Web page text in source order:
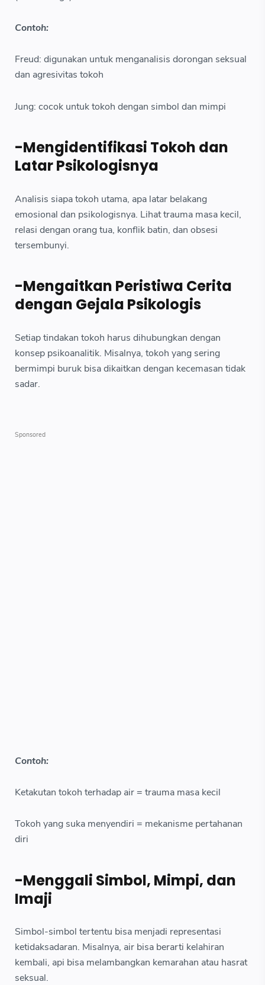
Contoh:
Freud: digunakan untuk menganalisis dorongan seksual
dan agresivitas tokoh
Jung: cocok untuk tokoh dengan simbol dan mimpi
-Mengidentifikasi Tokoh dan
Latar Psikologisnya
Analisis siapa tokoh utama, apa latar belakang
emosional dan psikologisnya. Lihat trauma masa kecil,
relasi dengan orang tua, konflik batin, dan obsesi
tersembunyi.
-Mengaitkan Peristiwa Cerita
dengan Gejala Psikologis
Setiap tindakan tokoh harus dihubungkan dengan
konsep psikoanalitik. Misalnya, tokoh yang sering
bermimpi buruk bisa dikaitkan dengan kecemasan tidak
sadar.
Contoh:
Ketakutan tokoh terhadap air = trauma masa kecil
Tokoh yang suka menyendiri = mekanisme pertahanan
diri
-Menggali Simbol, Mimpi, dan
Imaji
Simbol-simbol tertentu bisa menjadi representasi
ketidaksadaran. Misalnya, air bisa berarti kelahiran
kembali, api bisa melambangkan kemarahan atau hasrat
seksual.